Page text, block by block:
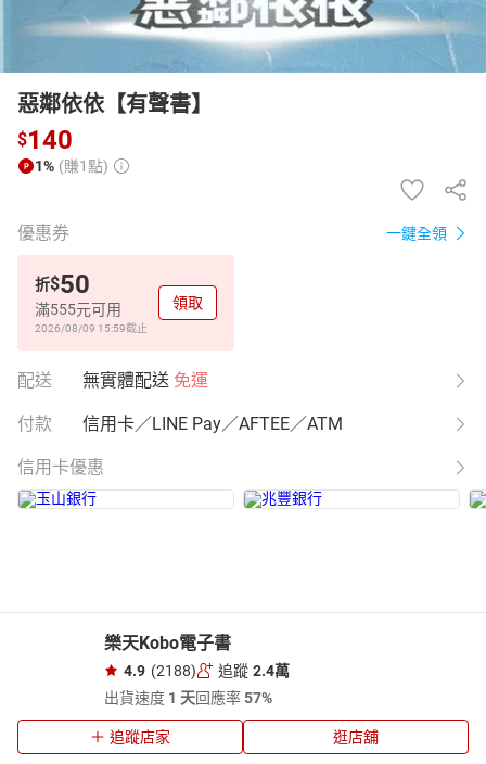
惡鄰依依【有聲書】
$140
1% (賺1點)
優惠券 一鍵全領
折$50
滿555元可用
2026/08/09 15:59截止
領取
配送 無實體配送 免運
付款 信用卡／LINE Pay／AFTEE／ATM
信用卡優惠
樂天Kobo電子書
4.9 (2188) 追蹤 2.4萬
出貨速度 1 天回應率57%
追蹤店家 逛店舖